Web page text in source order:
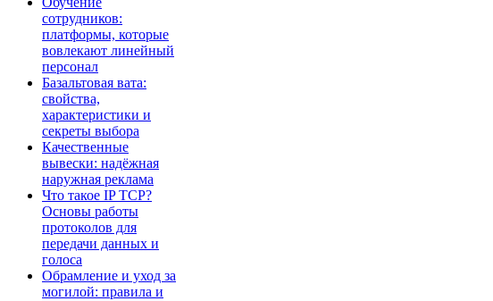
сотрудников:
платформы, которые
вовлекают линейный
персонал
Базальтовая вата:
свойства,
характеристики и
секреты выбора
Качественные
вывески: надёжная
наружная реклама
Что такое IP TCP?
Основы работы
протоколов для
передачи данных и
голоса
Обрамление и уход за
могилой: правила и